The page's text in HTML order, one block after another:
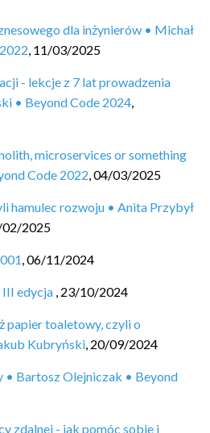
dla inżynierów • Michał
, 11/03/2025
- lekcje z 7 lat prowadzenia
• Beyond Code 2024,
microservices or something
Code 2022,04/03/2025
hamulec rozwoju • Anita Przybył
2025
,06/11/2024
edycja , 23/10/2024
papier toaletowy, czyli o
Kubryński, 20/09/2024
• Bartosz Olejniczak • Beyond
zdalnej - jak pomóc sobie i